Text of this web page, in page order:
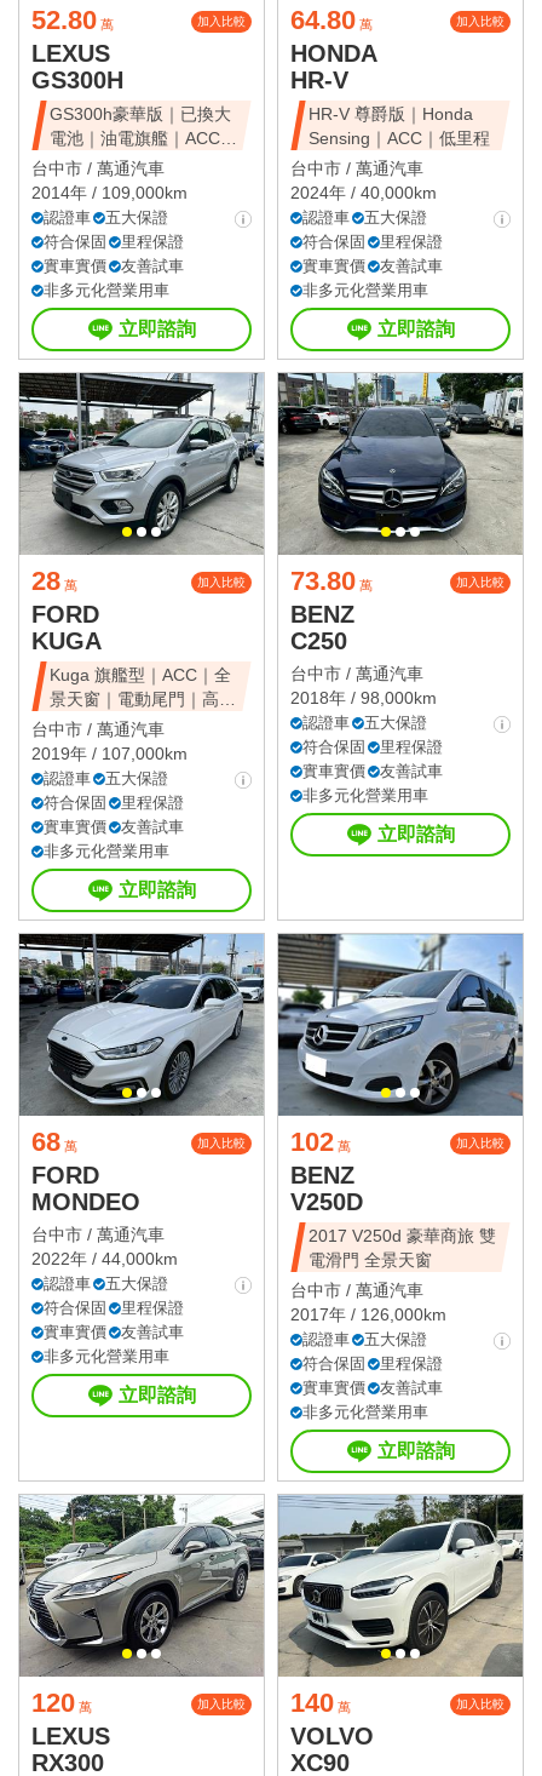
52.80 萬 加入比較
LEXUS
GS300H
GS300h豪華版｜已換大
電池｜油電旗艦｜ACC｜
天窗豪華房
台中市 / 萬通汽車
2014年 / 109,000km
認證車
五大保證
符合保固
里程保證
實車實價
友善試車
非多元化營業用車
立即諮詢
64.80 萬 加入比較
HONDA
HR-V
HR-V 尊爵版｜Honda
Sensing｜ACC｜低里程
台中市 / 萬通汽車
2024年 / 40,000km
認證車
五大保證
符合保固
里程保證
實車實價
友善試車
非多元化營業用車
立即諮詢
28 萬 加入比較
FORD
KUGA
Kuga 旗艦型｜ACC｜全
景天窗｜電動尾門｜高CP
值休旅
台中市 / 萬通汽車
2019年 / 107,000km
認證車
五大保證
符合保固
里程保證
實車實價
友善試車
非多元化營業用車
立即諮詢
73.80 萬 加入比較
BENZ
C250
台中市 / 萬通汽車
2018年 / 98,000km
認證車
五大保證
符合保固
里程保證
實車實價
友善試車
非多元化營業用車
立即諮詢
68 萬 加入比較
FORD
MONDEO
台中市 / 萬通汽車
2022年 / 44,000km
認證車
五大保證
符合保固
里程保證
實車實價
友善試車
非多元化營業用車
立即諮詢
102 萬 加入比較
BENZ
V250D
2017 V250d 豪華商旅 雙
電滑門 全景天窗
台中市 / 萬通汽車
2017年 / 126,000km
認證車
五大保證
符合保固
里程保證
實車實價
友善試車
非多元化營業用車
立即諮詢
120 萬 加入比較
LEXUS
RX300
140 萬 加入比較
VOLVO
XC90